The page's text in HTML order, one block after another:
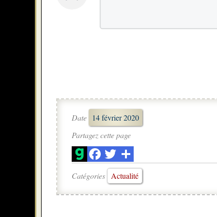
Date
14 février 2020
Partagez cette page
Catégories Actualité